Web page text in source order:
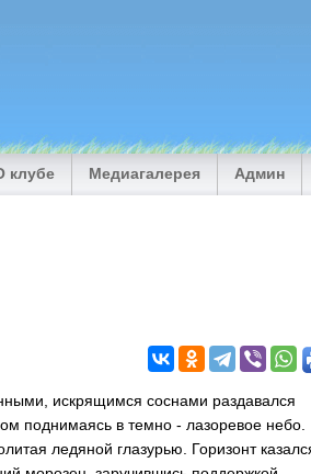
клубе Медиагалерея Админ
искрящимся соснами раздавался
поднимаясь в темно - лазоревое небо.
ледяной глазурью. Горизонт